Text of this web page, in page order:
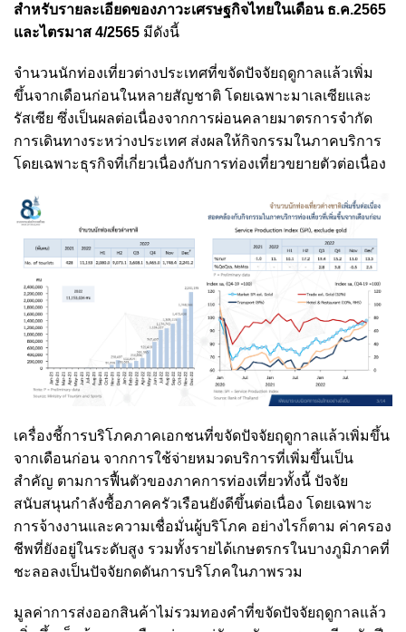
สำหรับรายละเอียดของภาวะเศรษฐกิจไทยในเดือน ธ.ค.2565
และไตรมาส 4/2565 มีดังนี้
จำนวนนักท่องเที่ยวต่างประเทศที่ขจัดปัจจัยฤดูกาลแล้วเพิ่ม
ขึ้นจากเดือนก่อนในหลายสัญชาติ โดยเฉพาะมาเลเซียและ
รัสเซีย ซึ่งเป็นผลต่อเนื่องจากการผ่อนคลายมาตรการจำกัด
การเดินทางระหว่างประเทศ ส่งผลให้กิจกรรมในภาคบริการ
โดยเฉพาะธุรกิจที่เกี่ยวเนื่องกับการท่องเที่ยวขยายตัวต่อเนื่อง
เครื่องชี้การบริโภคภาคเอกชนที่ขจัดปัจจัยฤดูกาลแล้วเพิ่มขึ้น
จากเดือนก่อน จากการใช้จ่ายหมวดบริการที่เพิ่มขึ้นเป็น
สำคัญ ตามการฟื้นตัวของภาคการท่องเที่ยวทั้งนี้ ปัจจัย
สนับสนุนกำลังซื้อภาคครัวเรือนยังดีขึ้นต่อเนื่อง โดยเฉพาะ
การจ้างงานและความเชื่อมั่นผู้บริโภค อย่างไรก็ตาม ค่าครอง
ชีพที่ยังอยู่ในระดับสูง รวมทั้งรายได้เกษตรกรในบางภูมิภาคที่
ชะลอลงเป็นปัจจัยกดดันการบริโภคในภาพรวม
มูลค่าการส่งออกสินค้าไม่รวมทองคำที่ขจัดปัจจัยฤดูกาลแล้ว